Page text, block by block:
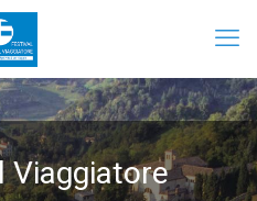
Viaggiatore